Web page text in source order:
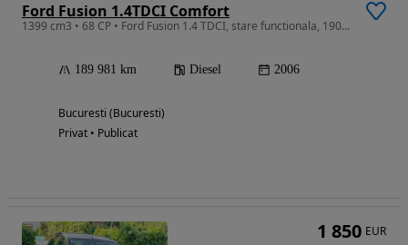
Ford Fusion 1.4TDCI Comfort
1399 cm3 • 68 CP • Ford Fusion 1.4 TDCI, stare functionala, 190 mii km
189 981 km Diesel 2006
Bucuresti (Bucuresti)
Privat • Publicat
1 850 EUR